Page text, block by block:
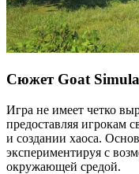
Сюжет Goat
Игра не имеет четко
предоставляя игрокам
и создании хаоса.
экспериментируя с
окружающей средой.